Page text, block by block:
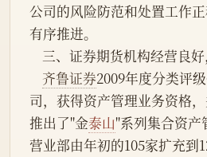
公司的风险防范和处置工作正
有序推进。
三、证券期货机构经营
齐鲁证券2009年度分类评
司，获得资产管理业务资格
推出了"金泰山"系列集合资产
营业部由年初的105家扩充到